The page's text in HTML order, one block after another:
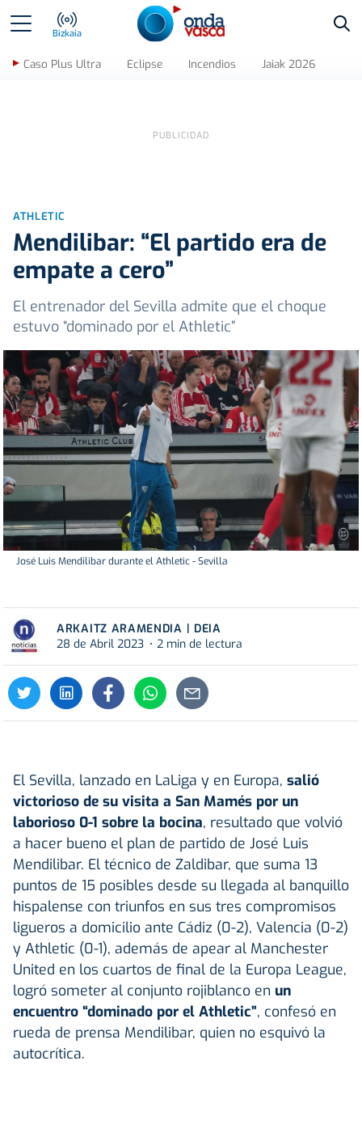
Bizkaia
Caso Plus Ultra Eclipse Incendios Jaiak 2026
ATHLETIC
Mendilibar: “El partido era de
empate a cero”
El entrenador del Sevilla admite que el choque
estuvo “dominado por el Athletic”
José Luis Mendilibar durante el Athletic - Sevilla
ARKAITZ ARAMENDIA | DEIA
28 de Abril 2023
2 min de lectura
El Sevilla, lanzado en LaLiga y en Europa, salió
victorioso de su visita a San Mamés por un
laborioso 0-1 sobre la bocina, resultado que volvió
a hacer bueno el plan de partido de José Luis
Mendilibar. El técnico de Zaldibar, que suma 13
puntos de 15 posibles desde su llegada al banquillo
hispalense con triunfos en sus tres compromisos
ligueros a domicilio ante Cádiz (0-2), Valencia (0-2)
y Athletic (0-1), además de apear al Manchester
United en los cuartos de final de la Europa League,
logró someter al conjunto rojiblanco en un
encuentro “dominado por el Athletic”, confesó en
rueda de prensa Mendilibar, quien no esquivó la
autocrítica.